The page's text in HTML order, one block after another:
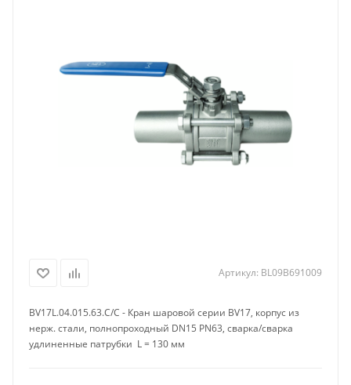
Артикул: BL09B691009
BV17L.04.015.63.С/С - Кран шаровой серии BV17, корпус из
нерж. стали, полнопроходный DN15 PN63, сварка/сварка
удлиненные патрубки L = 130 мм